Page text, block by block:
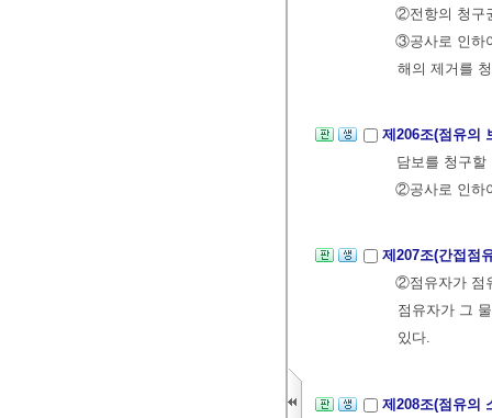
②전항의 청구
③공사로 인하
해의 제거를
제206조(점유의
담보를 청구할
②공사로 인하
제207조(간접점
②점유자가 점
점유자가 그
있다.
제208조(점유의